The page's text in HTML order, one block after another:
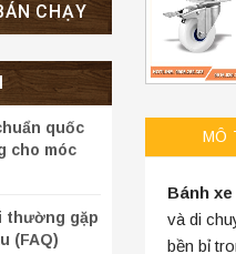
CHẠY
quốc
cho móc
thường gặp
(FAQ)
MÔ
Bánh
và di
bền bỉ